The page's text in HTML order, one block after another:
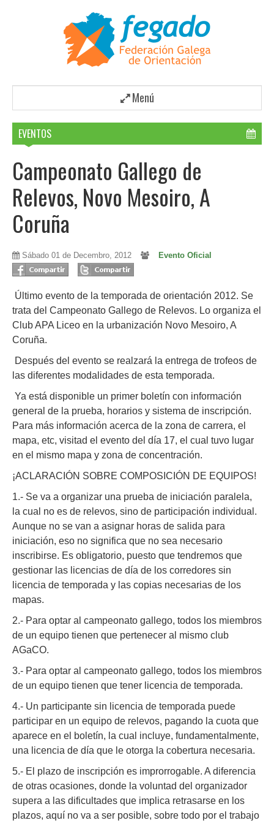
Menú
EVENTOS
Campeonato Gallego de
Relevos, Novo Mesoiro, A
Coruña
Sábado 01 de Decembro, 2012 Evento Oficial
Último evento de la temporada de orientación 2012. Se
trata del Campeonato Gallego de Relevos. Lo organiza el
Club APA Liceo en la urbanización Novo Mesoiro, A
Coruña.
Después del evento se realzará la entrega de trofeos de
las diferentes modalidades de esta temporada.
Ya está disponible un primer boletín con información
general de la prueba, horarios y sistema de inscripción.
Para más información acerca de la zona de carrera, el
mapa, etc, visitad el evento del día 17, el cual tuvo lugar
en el mismo mapa y zona de concentración.
¡ACLARACIÓN SOBRE COMPOSICIÓN DE EQUIPOS!
1.- Se va a organizar una prueba de iniciación paralela,
la cual no es de relevos, sino de participación individual.
Aunque no se van a asignar horas de salida para
iniciación, eso no significa que no sea necesario
inscribirse. Es obligatorio, puesto que tendremos que
gestionar las licencias de día de los corredores sin
licencia de temporada y las copias necesarias de los
mapas.
2.- Para optar al campeonato gallego, todos los miembros
de un equipo tienen que pertenecer al mismo club
AGaCO.
3.- Para optar al campeonato gallego, todos los miembros
de un equipo tienen que tener licencia de temporada.
4.- Un participante sin licencia de temporada puede
participar en un equipo de relevos, pagando la cuota que
aparece en el boletín, la cual incluye, fundamentalmente,
una licencia de día que le otorga la cobertura necesaria.
5.- El plazo de inscripción es improrrogable. A diferencia
de otras ocasiones, donde la voluntad del organizador
supera a las dificultades que implica retrasarse en los
plazos, aquí no va a ser posible, sobre todo por el trabajo